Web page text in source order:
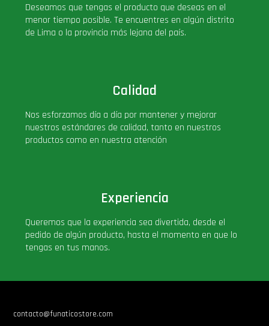
Deseamos que tengas el producto que deseas en el
menor tiempo posible. Te encuentres en algún distrito
de Lima o la provincia más lejana del país.
Calidad
Nos esforzamos día a día por mantener y mejorar
nuestros estándares de calidad, tanto en nuestros
productos como en nuestra atención
Experiencia
Queremos que la experiencia sea divertida, desde el
pedido de algún producto, hasta el momento en que lo
tengas en tus manos.
contacto@funaticostore.com